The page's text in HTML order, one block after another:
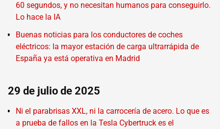
60 segundos, y no necesitan humanos para conseguirlo.
Lo hace la IA
Buenas noticias para los conductores de coches
eléctricos: la mayor estación de carga ultrarrápida de
España ya está operativa en Madrid
29 de julio de 2025
Ni el parabrisas XXL, ni la carrocería de acero. Lo que es
a prueba de fallos en la Tesla Cybertruck es el